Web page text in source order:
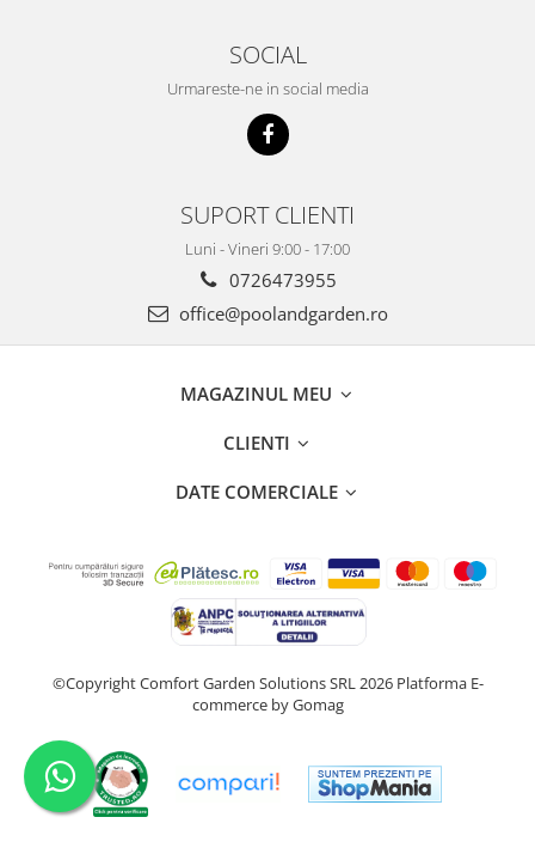
SOCIAL
Urmareste-ne in social media
SUPORT CLIENTI
Luni - Vineri 9:00 - 17:00
0726473955
office@poolandgarden.ro
MAGAZINUL MEU
CLIENTI
DATE COMERCIALE
©Copyright Comfort Garden Solutions SRL 2026 Platforma E-
commerce by Gomag